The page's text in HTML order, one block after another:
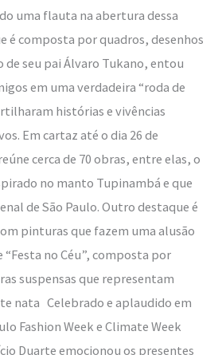
uma flauta na abertura dessa
é composta por quadros, desenhos
de seu pai Álvaro Tukano, entou
em uma verdadeira “roda de
histórias e vivências
Em cartaz até o dia 26 de
cerca de 70 obras, entre elas, o
no manto Tupinambá e que
de São Paulo. Outro destaque é
pinturas que fazem uma alusão
no Céu”, composta por
suspensas que representam
nata Celebrado e aplaudido em
Fashion Week e Climate Week
Duarte emocionou os presentes